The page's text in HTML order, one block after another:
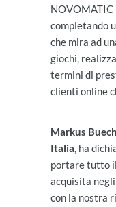
completando
che mira ad
giochi,
termini di
clienti online
Markus
Italia, ha
portare tutto
acquisita
con la nostra